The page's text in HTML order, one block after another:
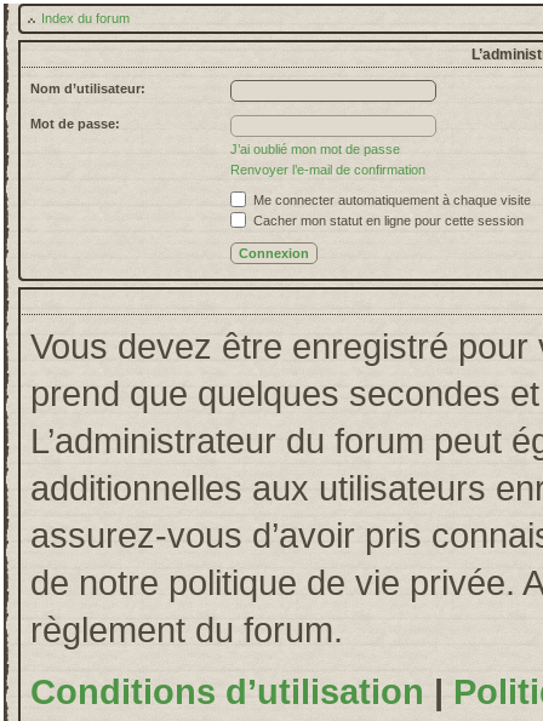
Index du forum
Nom d’utilisateur:
Mot de passe:
J’ai oublié mon mot de passe
Renvoyer l’e-mail de confirmation
Me connecter automatiquement à chaque visite
Cacher mon statut en ligne pour cette session
Vous devez être enregistré pour
prend que quelques secondes
L’administrateur du forum peut
additionnelles aux utilisateurs
assurez-vous d’avoir pris
de notre politique de vie privée.
règlement du forum.
Conditions d’utilisation |